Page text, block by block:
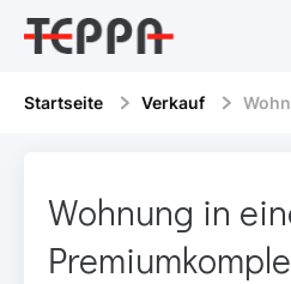
Startseite Verkauf
Wohnung in